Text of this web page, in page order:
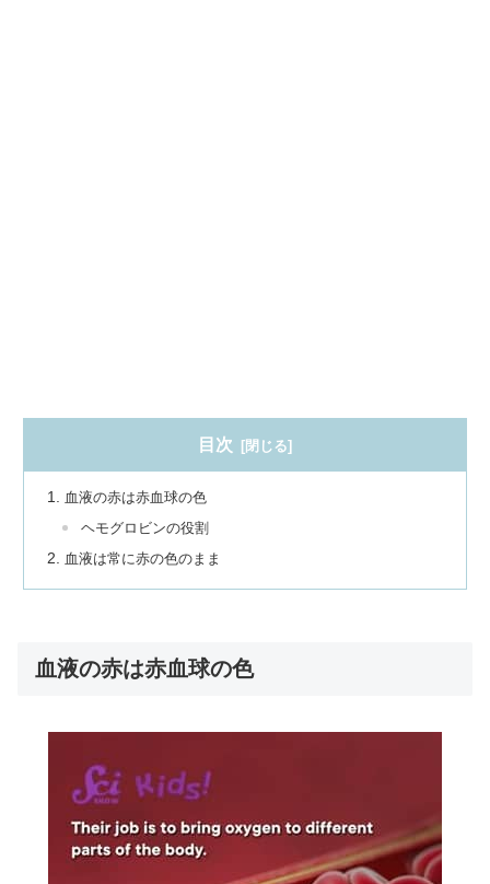
目次
血液の赤は赤血球の色
ヘモグロビンの役割
血液は常に赤の色のまま
血液の赤は赤血球の色